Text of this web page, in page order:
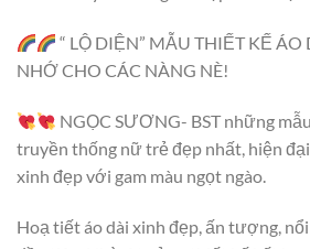
“ LỘ DIỆN” MẪU THIẾT KẾ
NHỚ CHO CÁC NÀNG NÈ!
NGỌC SƯƠNG- BST những
truyền thống nữ trẻ đẹp nhất, hiện
xinh đẹp với gam màu ngọt ngào.
Hoạ tiết áo dài xinh đẹp, ấn tượng,